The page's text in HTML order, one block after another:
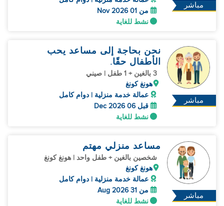
مباشر
من 01 Nov 2026
نشط للغاية
مباشر
نحن بحاجة إلى مساعد يحب
الأطفال حقًا.
3 بالغين + 1 طفل | صيني
هونغ كونغ
عمالة خدمة منزلية | دوام كامل
قبل 06 Dec 2026
نشط للغاية
مباشر
مساعد منزلي مهتم
شخصين بالغين + طفل واحد | هونغ كونغ
هونغ كونغ
عمالة خدمة منزلية | دوام كامل
من 31 Aug 2026
نشط للغاية